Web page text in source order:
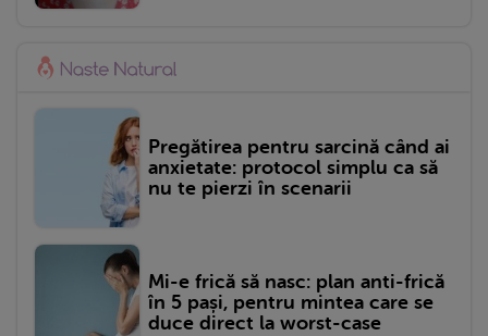
Pregătirea pentru sarcină când ai
anxietate: protocol simplu ca să
nu te pierzi în scenarii
Mi-e frică să nasc: plan anti-frică
în 5 pași, pentru mintea care se
duce direct la worst-case